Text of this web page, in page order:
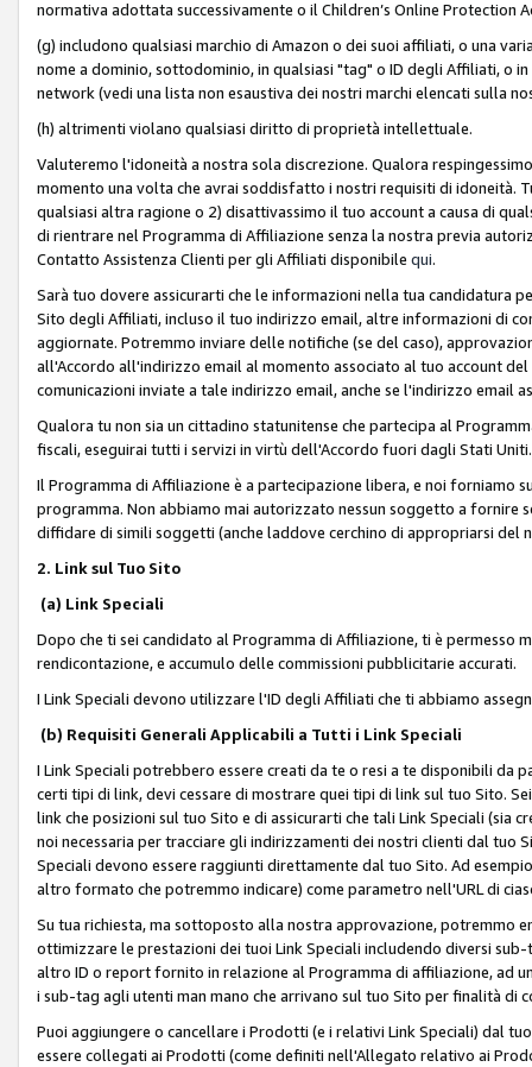
normativa adottata successivamente o il Children’s Online Protection
(g) includono qualsiasi marchio di Amazon o dei suoi affiliati, o una
nome a dominio, sottodominio, in qualsiasi "tag" o ID degli Affiliati, o
network (vedi una lista non esaustiva dei nostri marchi elencati sulla
(h) altrimenti violano qualsiasi diritto di proprietà intellettuale.
Valuteremo l'idoneità a nostra sola discrezione. Qualora
momento una volta che avrai soddisfatto i nostri requisiti di idoneità.
qualsiasi altra ragione o 2) disattivassimo il tuo account a causa di
di rientrare nel Programma di Affiliazione senza la nostra previa
Contatto Assistenza Clienti per gli Affiliati disponibile qui.
Sarà tuo dovere assicurarti che le informazioni nella tua candidatura
Sito degli Affiliati, incluso il tuo indirizzo email, altre informazioni di
aggiornate. Potremmo inviare delle notifiche (se del caso),
all'Accordo all'indirizzo email al momento associato al tuo account
comunicazioni inviate a tale indirizzo email, anche se l'indirizzo email
Qualora tu non sia un cittadino statunitense che partecipa al
fiscali, eseguirai tutti i servizi in virtù dell'Accordo fuori dagli Stati
Il Programma di Affiliazione è a partecipazione libera, e noi forniamo
programma. Non abbiamo mai autorizzato nessun soggetto a fornire
diffidare di simili soggetti (anche laddove cerchino di appropriarsi
2. Link sul Tuo Sito
(a) Link Speciali
Dopo che ti sei candidato al Programma di Affiliazione, ti è permesso
rendicontazione, e accumulo delle commissioni pubblicitarie accurati.
I Link Speciali devono utilizzare l'ID degli Affiliati che ti abbiamo
(b) Requisiti Generali Applicabili a Tutti i Link Speciali
I Link Speciali potrebbero essere creati da te o resi a te disponibili
certi tipi di link, devi cessare di mostrare quei tipi di link sul tuo Sito.
link che posizioni sul tuo Sito e di assicurarti che tali Link Speciali
noi necessaria per tracciare gli indirizzamenti dei nostri clienti dal tuo
Speciali devono essere raggiunti direttamente dal tuo Sito. Ad
altro formato che potremmo indicare) come parametro nell'URL di
Su tua richiesta, ma sottoposto alla nostra approvazione,
ottimizzare le prestazioni dei tuoi Link Speciali includendo diversi sub-
altro ID o report fornito in relazione al Programma di affiliazione, ad
i sub-tag agli utenti man mano che arrivano sul tuo Sito per finalità
Puoi aggiungere o cancellare i Prodotti (e i relativi Link Speciali) dal
essere collegati ai Prodotti (come definiti nell'Allegato relativo ai